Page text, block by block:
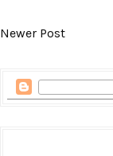
Newer Post